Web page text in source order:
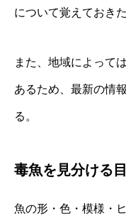
について覚えておきた
また、地域によって
あるため、最新の情
る。
毒魚を見分ける
魚の形・色・模様・